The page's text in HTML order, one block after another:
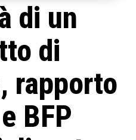
di un
di
rapporto
BFP